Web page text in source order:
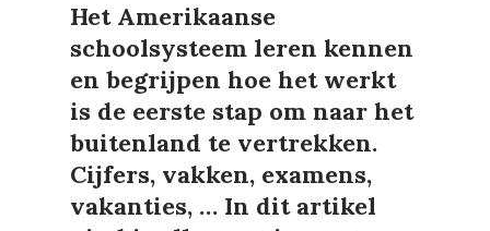
Het Amerikaanse
schoolsysteem leren kennen
en begrijpen hoe het werkt
is de eerste stap om naar het
buitenland te vertrekken.
Cijfers, vakken, examens,
vakanties, … In dit artikel